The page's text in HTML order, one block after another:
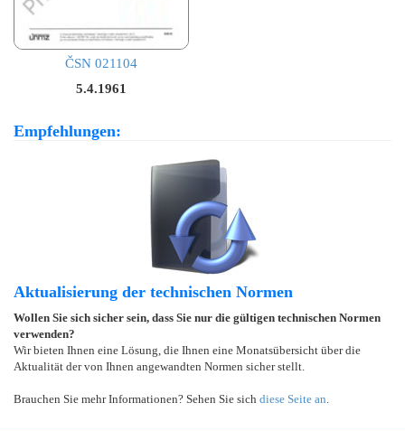
ČSN 021104
5.4.1961
Empfehlungen:
Aktualisierung der technischen Normen
Wollen Sie sich sicher sein, dass Sie nur die gültigen technischen Normen
verwenden?
Wir bieten Ihnen eine Lösung, die Ihnen eine Monatsübersicht über die
Aktualität der von Ihnen angewandten Normen sicher stellt.
Brauchen Sie mehr Informationen? Sehen Sie sich diese Seite an